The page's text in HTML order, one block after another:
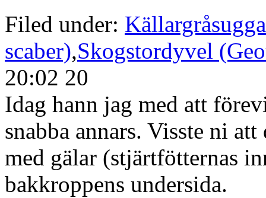
Filed under:
scaber),Skogstordyvel
20:02 20
Idag hann jag med att
snabba annars. Visste ni
med gälar (stjärtfötternas
bakkroppens undersida.